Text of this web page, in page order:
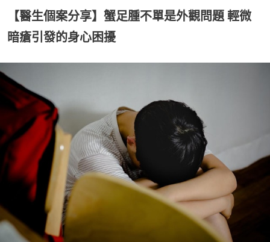
【醫生個案分享】蟹足腫不單是外觀問題 輕微
暗瘡引發的身心困擾